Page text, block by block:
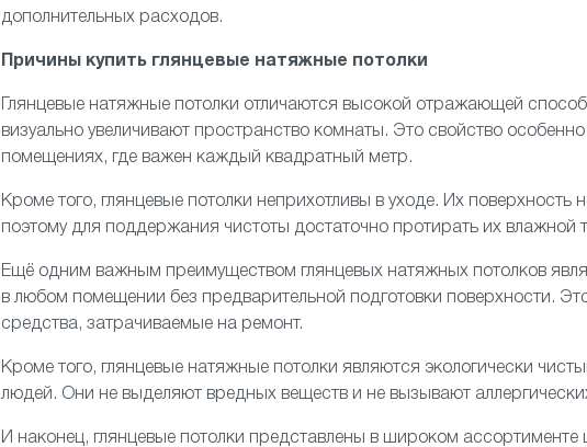
дополнительных расходов.
Причины купить глянцевые натяжные потолки
Глянцевые натяжные потолки отличаются высокой отражающей
визуально увеличивают пространство комнаты. Это свойство
помещениях, где важен каждый квадратный метр.
Кроме того, глянцевые потолки неприхотливы в уходе. Их поверхность
поэтому для поддержания чистоты достаточно протирать их влажной
Ещё одним важным преимуществом глянцевых натяжных потолков
в любом помещении без предварительной подготовки поверхности.
средства, затрачиваемые на ремонт.
Кроме того, глянцевые натяжные потолки являются экологически
людей. Они не выделяют вредных веществ и не вызывают
И наконец, глянцевые потолки представлены в широком ассортименте